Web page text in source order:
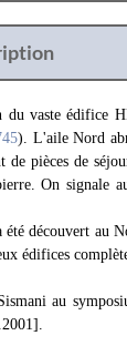
vaste édifice
). L'aile Nord
pièces de
On signale
découvert au
édifices
au